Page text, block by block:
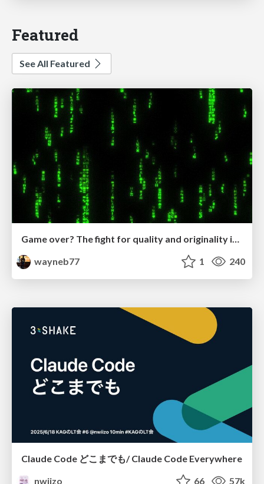
Featured
See All Featured
Game over? The fight for quality and originality in the time of robots
wayneb77
1 240
Claude Code どこまでも/ Claude Code Everywhere
nwiizo
66 57k